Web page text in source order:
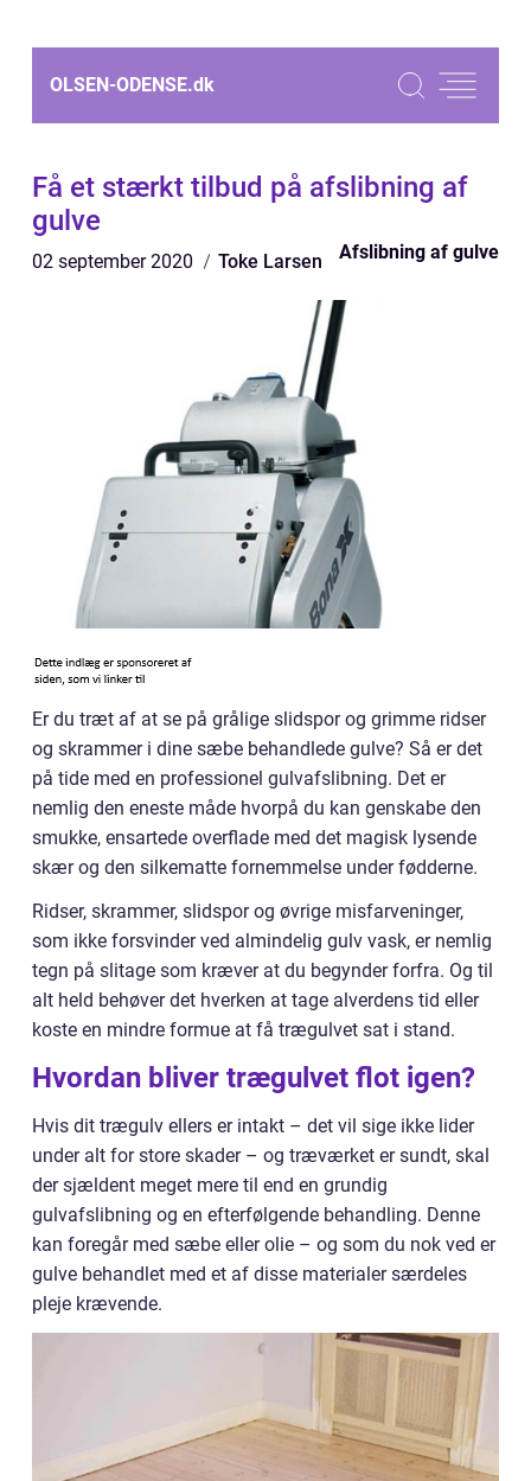
OLSEN-ODENSE.dk
Få et stærkt tilbud på afslibning af
gulve
02 september 2020 Toke Larsen Afslibning af gulve
Er du træt af at se på grålige slidspor og grimme ridser
og skrammer i dine sæbe behandlede gulve? Så er det
på tide med en professionel gulvafslibning. Det er
nemlig den eneste måde hvorpå du kan genskabe den
smukke, ensartede overflade med det magisk lysende
skær og den silkematte fornemmelse under fødderne.
Ridser, skrammer, slidspor og øvrige misfarveninger,
som ikke forsvinder ved almindelig gulv vask, er nemlig
tegn på slitage som kræver at du begynder forfra. Og til
alt held behøver det hverken at tage alverdens tid eller
koste en mindre formue at få trægulvet sat i stand.
Hvordan bliver trægulvet flot igen?
Hvis dit trægulv ellers er intakt – det vil sige ikke lider
under alt for store skader – og træværket er sundt, skal
der sjældent meget mere til end en grundig
gulvafslibning og en efterfølgende behandling. Denne
kan foregår med sæbe eller olie – og som du nok ved er
gulve behandlet med et af disse materialer særdeles
pleje krævende.